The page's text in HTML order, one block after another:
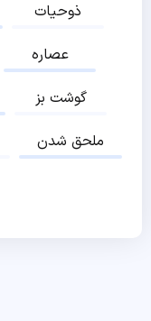
ذوحیات
عصاره
گوشت بز
ملحق شدن